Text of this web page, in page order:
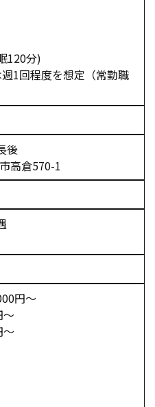
120分)
1回程度を想定（常勤職
後
高倉570-1
円～
～
～